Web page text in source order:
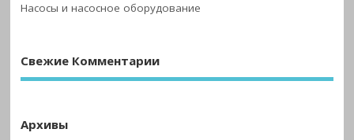
Насосы и насосное оборудование
Свежие Комментарии
Архивы